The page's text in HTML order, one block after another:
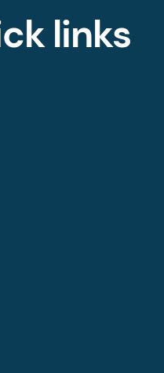
links